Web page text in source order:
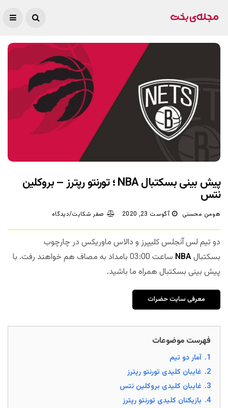
پیش بینی بسکتبال NBA ؛ تورنتو رپترز – بروکلین
نتس
هومن محسنی آگوست 23, 2020 صفر شکایت/دیدگاه
دو تیم لس آنجلس کلیپرز و دالاس ماوریکس در چارچوب
بسکتبالNBA
ساعت 03:00 بامداد به مصاف هم خواهند رفت. با
پیش بینی بسکتبال همراه ما باشید.
معرفی سایت حضرات
فهرست موضوعات
1. آمار دو تیم
2. غایبان کلیدی تورنتو رپترز
3. غایبان کلیدی بروکلین نتس
4. بازیکنان کلیدی تورنتو رپترز